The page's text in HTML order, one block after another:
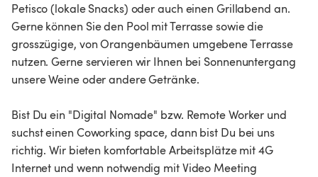
Petisco (lokale Snacks) oder auch einen Grillabend an.
Gerne können Sie den Pool mit Terrasse sowie die
grosszügige, von Orangenbäumen umgebene Terrasse
nutzen. Gerne servieren wir Ihnen bei Sonnenuntergang
unsere Weine oder andere Getränke.
Bist Du ein "Digital Nomade" bzw. Remote Worker und
suchst einen Coworking space, dann bist Du bei uns
richtig. Wir bieten komfortable Arbeitsplätze mit 4G
Internet und wenn notwendig mit Video Meeting